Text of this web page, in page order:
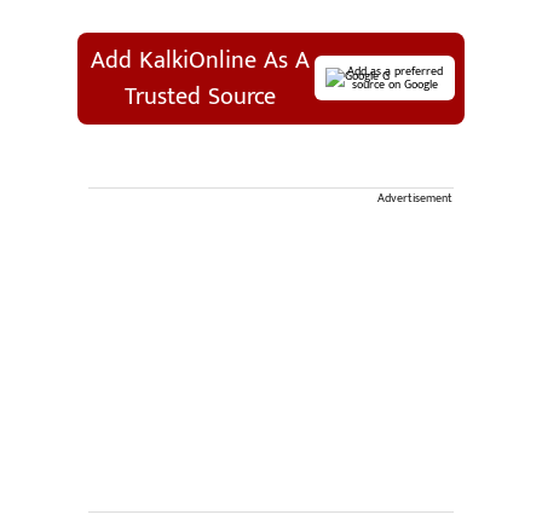
Add KalkiOnline As A
Trusted Source
Add as a preferred
source on Google
Advertisement